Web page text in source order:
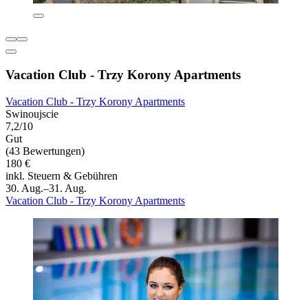
Vacation Club - Trzy Korony Apartments
Vacation Club - Trzy Korony Apartments
Swinoujscie
7,2/10
Gut
(43 Bewertungen)
180 €
inkl. Steuern & Gebühren
30. Aug.–31. Aug.
Vacation Club - Trzy Korony Apartments